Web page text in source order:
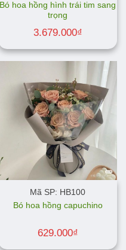
Bó hoa hồng hình trái tim sang
trọng
3.679.000₫
Mã SP: HB100
Bó hoa hồng capuchino
629.000₫